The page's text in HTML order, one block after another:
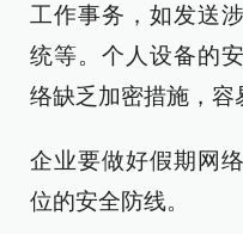
工作事务，如发送
统等。个人设备的
络缺乏加密措施，容
企业要做好假期网
位的安全防线。